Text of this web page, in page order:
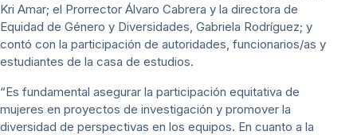
Kri Amar; el Prorrector Álvaro Cabrera y la directora de
Equidad de Género y Diversidades, Gabriela Rodríguez; y
contó con la participación de autoridades, funcionarios/as y
estudiantes de la casa de estudios.
“Es fundamental asegurar la participación equitativa de
mujeres en proyectos de investigación y promover la
diversidad de perspectivas en los equipos. En cuanto a la